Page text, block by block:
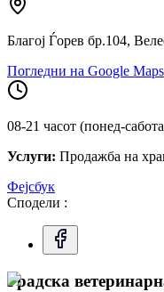
Благој Ѓорев бр.104,
Погледни на Google Maps
08-21 часот (понед-
Услуги: Продажба на
Фејсбук
Сподели :
Градска